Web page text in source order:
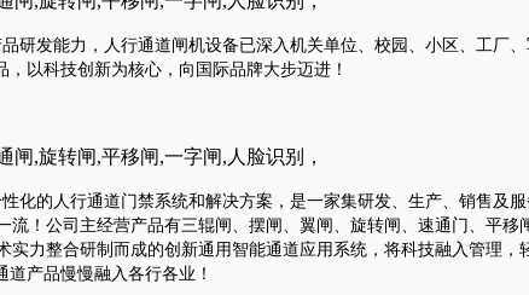
发能力，人行通道闸机设备已深入机关单位、校园、小区、工厂
，以科技创新为核心，向国际品牌大步迈进！
的人行通道门禁系统和解决方案，是一家集研发、生产、销售及
！公司主经营产品有三辊闸、摆闸、翼闸、旋转闸、速通门、平
力整合研制而成的创新通用智能通道应用系统，将科技融入管理
道产品慢慢融入各行各业！